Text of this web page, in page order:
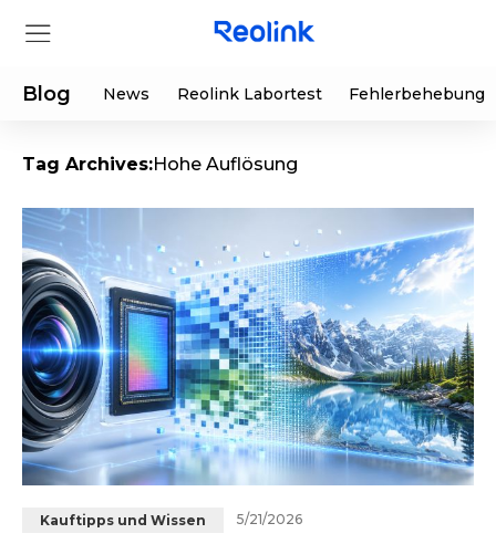
Shop
Produkte
Hilfe
Supportanfrage
Herunterladen
App & Client
Aktionen
Sonderangebot
Generalüberholt
Partner
Bestellung verfolgen
Blog News Reolink Labortest Fehlerbehebung
Tag Archives:Hohe Auflösung
Kauftipps und Wissen 5/21/2026